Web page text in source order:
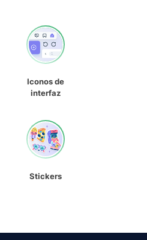
Iconos de
interfaz
Stickers